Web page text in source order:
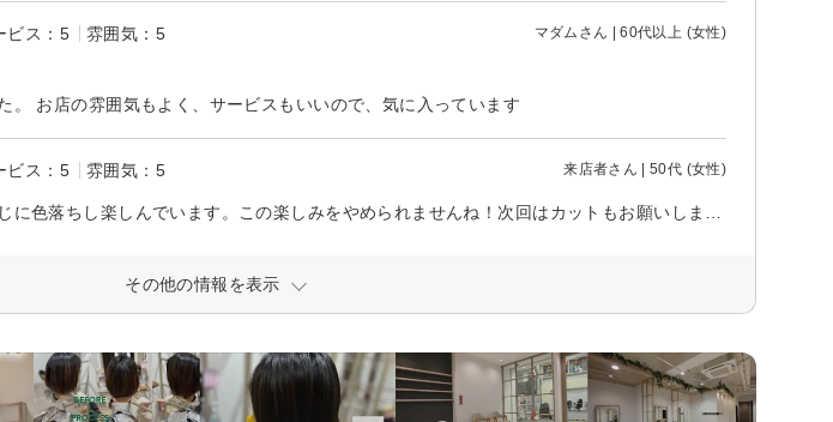
ビス：5 雰囲気：5 マダムさん | 60代以上 (女性)
。 お店の雰囲気もよく、サービスもいいので、気に入っています
ビス：5 雰囲気：5 来店者さん | 50代 (女性)
その他の情報を表示